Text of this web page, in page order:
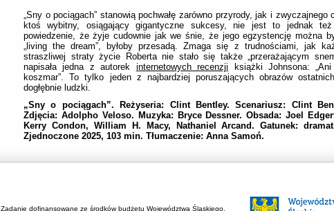
„Sny o pociągach” stanowią pochwałę zarówno przyrody, jak i zwyczajnego
ktoś wybitny, osiągający gigantyczne sukcesy, nie jest to jednak też
powiedzenie, że żyje cudownie jak we śnie, że jego egzystencję można
„living the dream”, byłoby przesadą. Zmaga się z trudnościami, jak
straszliwej straty życie Roberta nie stało się także „przerażającym
napisała jedna z autorek internetowych recenzji książki Johnsona:
koszmar”. To tylko jeden z najbardziej poruszających obrazów
dogłębnie ludzki.
„Sny o pociągach”. Reżyseria: Clint Bentley. Scenariusz: Clint
Zdjęcia: Adolpho Veloso. Muzyka: Bryce Dessner.Obsada: Joel
Kerry Condon, William H. Macy,
Nathaniel Arcand.Gatunek:
Zjednoczone 2025, 103 min. Tłumaczenie: Anna Samoń.
Zadanie dofinansowane ze środków budżetu Województwa Śląskiego.